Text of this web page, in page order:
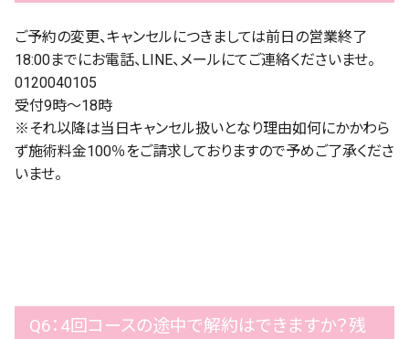
ご予約の変更、キャンセルにつきましては前日の営業終了
18:00までにお電話、LINE、メールにてご連絡くださいませ。
0120040105
受付9時～18時
※それ以降は当日キャンセル扱いとなり理由如何にかかわら
ず施術料金100％をご請求しておりますので予めご了承くださ
いませ。
Q6：4回コースの途中で解約はできますか？残